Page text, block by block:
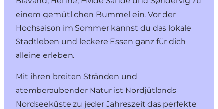
einem gemütlichen Bummel ein. Vor der
Hochsaison im Sommer kannst du das lokale
Stadtleben und leckere Essen ganz für dich
alleine erleben.
Mit ihren breiten Stränden und
atemberaubender Natur ist Nordjütlands
Nordseeküste zu jeder Jahreszeit das perfekte